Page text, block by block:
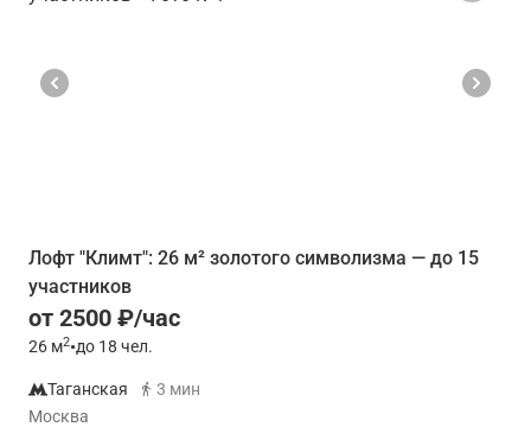
Лофт "Климт": 26 м² золотого символизма — до 15
участников
от 2500 ₽/час
26 м2•до 18 чел.
Таганская
3 мин
Москва